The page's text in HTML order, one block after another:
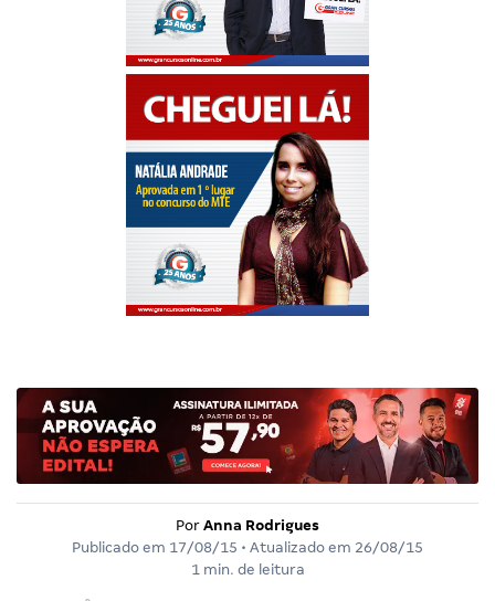
Por Anna Rodrigues
Publicado em 17/08/15 • Atualizado em 26/08/15
1 min. de leitura